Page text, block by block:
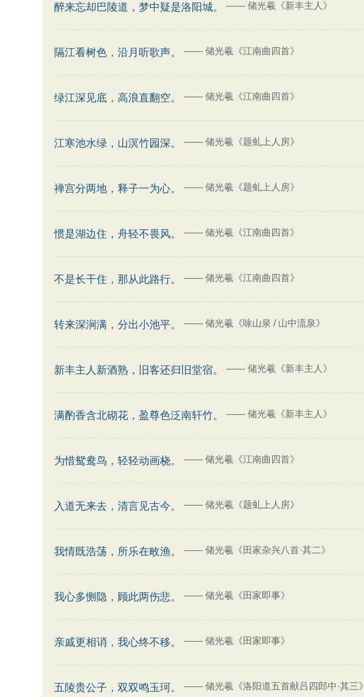
醉来忘却巴陵道，梦中疑是洛阳城。 —— 储光羲《新丰主人》
隔江看树色，沿月听歌声。 —— 储光羲《江南曲四首》
绿江深见底，高浪直翻空。 —— 储光羲《江南曲四首》
江寒池水绿，山溟竹园深。 —— 储光羲《题虬上人房》
禅宫分两地，释子一为心。 —— 储光羲《题虬上人房》
惯是湖边住，舟轻不畏风。 —— 储光羲《江南曲四首》
不是长干住，那从此路行。 —— 储光羲《江南曲四首》
转来深涧满，分出小池平。 —— 储光羲《咏山泉 / 山中流泉》
新丰主人新酒熟，旧客还归旧堂宿。 —— 储光羲《新丰主人》
满酌香含北砌花，盈尊色泛南轩竹。 —— 储光羲《新丰主人》
为惜鸳鸯鸟，轻轻动画桡。 —— 储光羲《江南曲四首》
入道无来去，清言见古今。 —— 储光羲《题虬上人房》
我情既浩荡，所乐在畋渔。 —— 储光羲《田家杂兴八首·其二》
我心多恻隐，顾此两伤悲。 —— 储光羲《田家即事》
亲戚更相诮，我心终不移。 —— 储光羲《田家即事》
五陵贵公子，双双鸣玉珂。 —— 储光羲《洛阳道五首献吕四郎中·其三》